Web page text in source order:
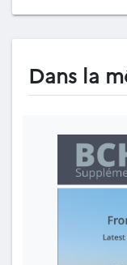
Dans la